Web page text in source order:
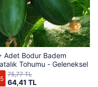
Adet Bodur Badem
Tohumu - Geleneksel
64,41 TL
75,77 TL